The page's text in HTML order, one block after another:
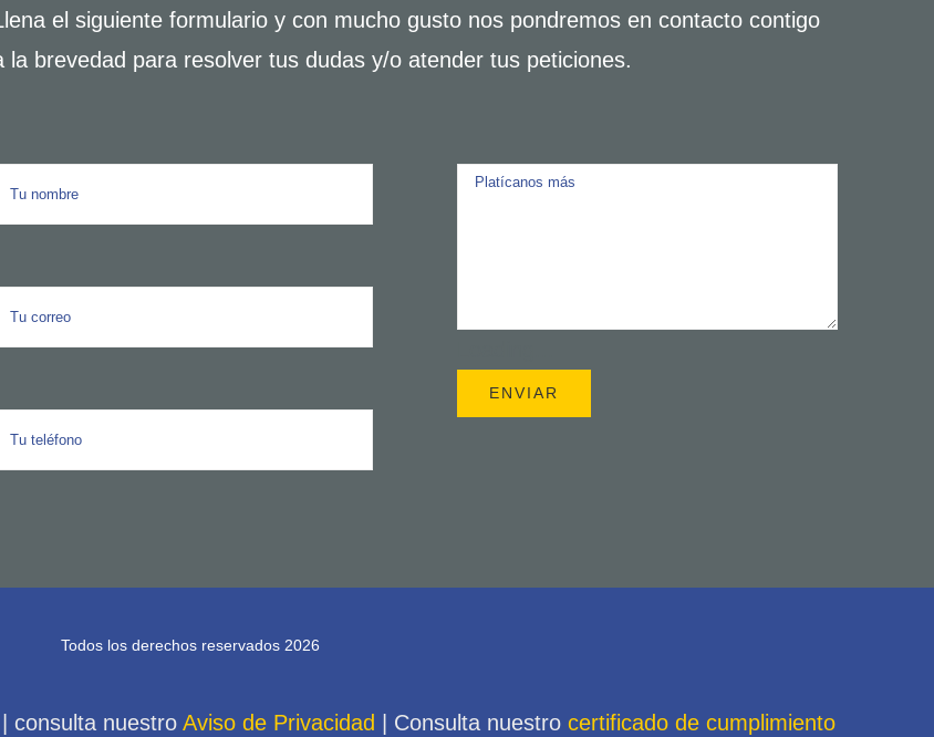
el siguiente formulario y con mucho gusto nos pondremos en contacto contigo
la brevedad para resolver tus dudas y/o atender tus peticiones.
Todos los derechos reservados 2026
consulta nuestro Aviso de Privacidad | Consulta nuestrocertificado de cumplimiento